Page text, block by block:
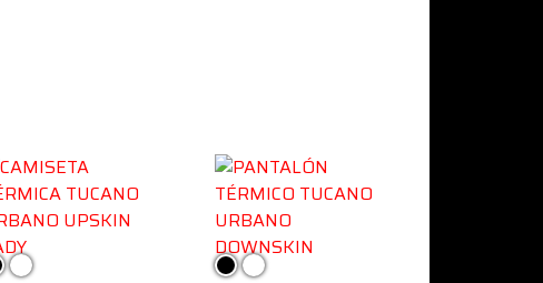
Blanco NegroBlanco